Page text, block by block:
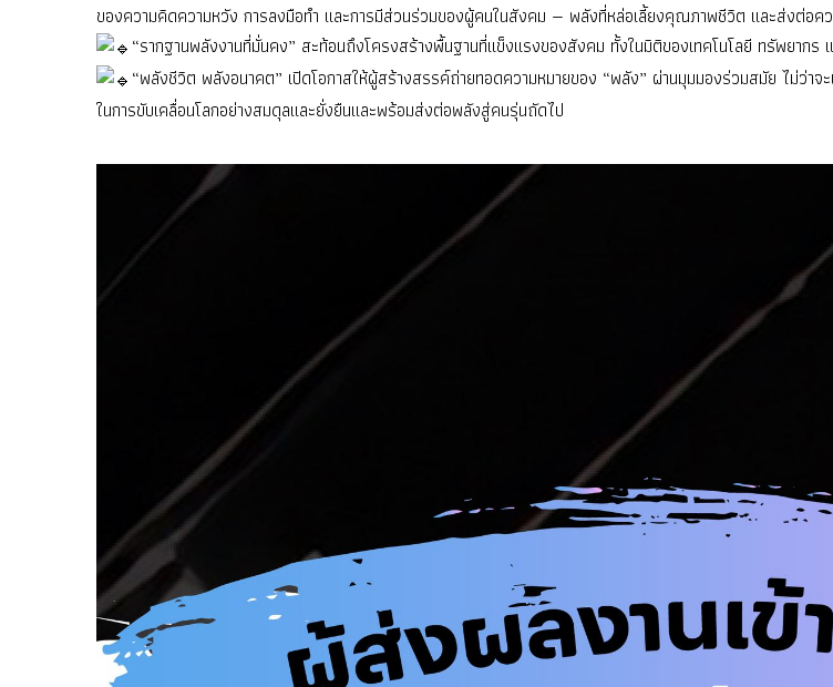
ของความคิดความหวัง การลงมือทำ และการมีส่วนร่วมของผู้คนในสังคม — พลังที่หล่อเลี้ยงคุณภาพชีวิต และส่งต่อค
“รากฐานพลังงานที่มั่นคง” สะท้อนถึงโครงสร้างพื้นฐานที่แข็งแรงของสังคม ทั้งในมิติของเทคโนโลยี ทรัพยาก
“พลังชีวิต พลังอนาคต” เปิดโอกาสให้ผู้สร้างสรรค์ถ่ายทอดความหมายของ “พลัง” ผ่านมุมมองร่วมสมัย ไม่ว่าจ
ในการขับเคลื่อนโลกอย่างสมดุลและยั่งยืนและพร้อมส่งต่อพลังสู่คนรุ่นถัดไป